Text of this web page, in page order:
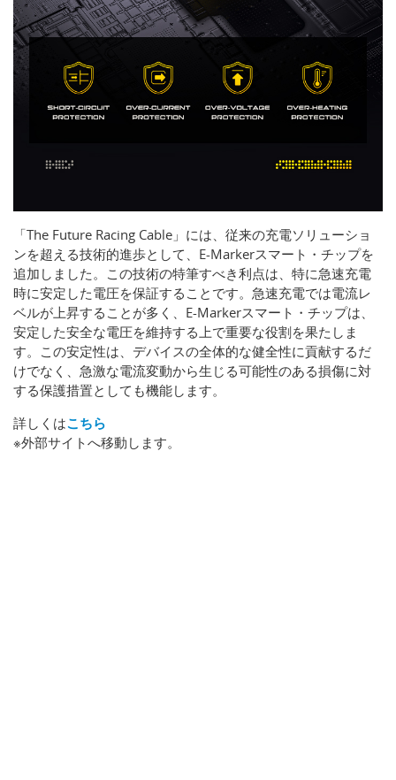
「The Future Racing Cable」には、従来の充電ソリューショ
ンを超える技術的進歩として、E-Markerスマート・チップを
追加しました。この技術の特筆すべき利点は、特に急速充電
時に安定した電圧を保証することです。急速充電では電流レ
ベルが上昇することが多く、E-Markerスマート・チップは、
安定した安全な電圧を維持する上で重要な役割を果たしま
す。この安定性は、デバイスの全体的な健全性に貢献するだ
けでなく、急激な電流変動から生じる可能性のある損傷に対
する保護措置としても機能します。
詳しくはこちら
※外部サイトへ移動します。